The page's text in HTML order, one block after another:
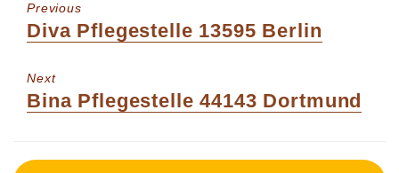
Previous
Previous
Diva Pflegestelle 13595 Berlin
Next
Next
Bina Pflegestelle 44143 Dortmund